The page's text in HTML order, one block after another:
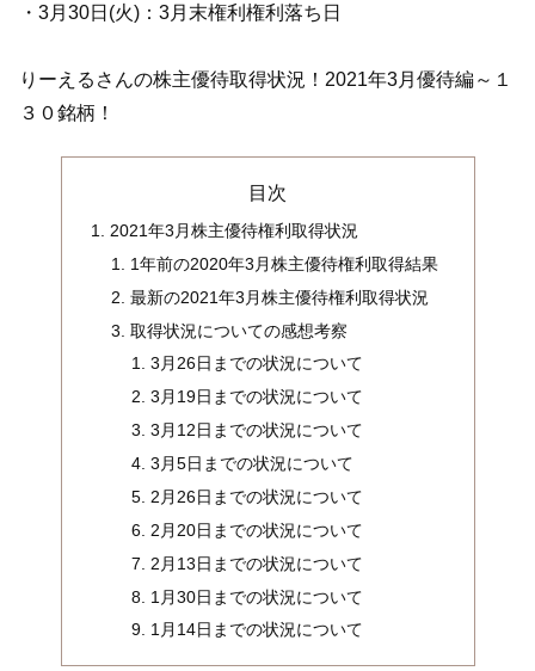
・3月30日(火)：3月末権利権利落ち日
りーえるさんの株主優待取得状況！2021年3月優待編～１
３０銘柄！
目次
2021年3月株主優待権利取得状況
1年前の2020年3月株主優待権利取得結果
最新の2021年3月株主優待権利取得状況
取得状況についての感想考察
3月26日までの状況について
3月19日までの状況について
3月12日までの状況について
3月5日までの状況について
2月26日までの状況について
2月20日までの状況について
2月13日までの状況について
1月30日までの状況について
1月14日までの状況について